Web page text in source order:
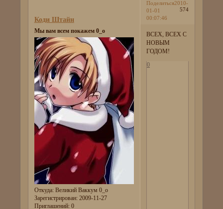
Поделиться
574
2010-
01-01
00:07:46
Коди Штайн
Мы вам всем покажем 0_о
Откуда:Великий Ваккум 0_о
Зарегистрирован: 2009-11-27
Приглашений:0
ВСЕХ, ВСЕХ С
НОВЫМ
ГОДОМ!
0